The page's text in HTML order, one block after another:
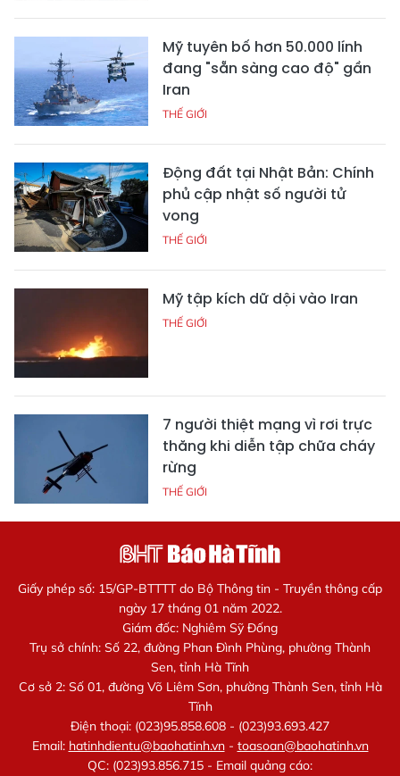
Mỹ tuyên bố hơn 50.000 lính
đang "sẵn sàng cao độ" gần
Iran
THẾ GIỚI
Động đất tại Nhật Bản: Chính
phủ cập nhật số người tử
vong
THẾ GIỚI
Mỹ tập kích dữ dội vào Iran
THẾ GIỚI
7 người thiệt mạng vì rơi trực
thăng khi diễn tập chữa cháy
rừng
THẾ GIỚI
Giấy phép số: 15/GP-BTTTT do Bộ Thông tin - Truyền thông cấp
ngày 17 tháng 01 năm 2022.
Giám đốc: Nghiêm Sỹ Đống
Trụ sở chính: Số 22, đường Phan Đình Phùng, phường Thành
Sen, tỉnh Hà Tĩnh
Cơ sở 2: Số 01, đường Võ Liêm Sơn, phường Thành Sen, tỉnh Hà
Tĩnh
Điện thoại: (023)95.858.608 - (023)93.693.427
Email: hatinhdientu@baohatinh.vn- toasoan@baohatinh.vn
QC: (023)93.856.715 - Email quảng cáo: